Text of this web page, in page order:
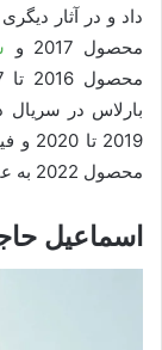
محصول 2017 و
محصول 2022 به عنوان بازیگر حضور داشته است.
اسماعیل